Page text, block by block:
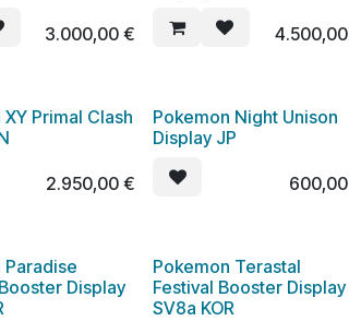
3.000,00 € 4.500,00
Primal Clash
2.950,00 €
Pokemon Night Unison
Display JP
600,00
Paradise
Display
Pokemon Terastal
Festival Booster Display
SV8a KOR